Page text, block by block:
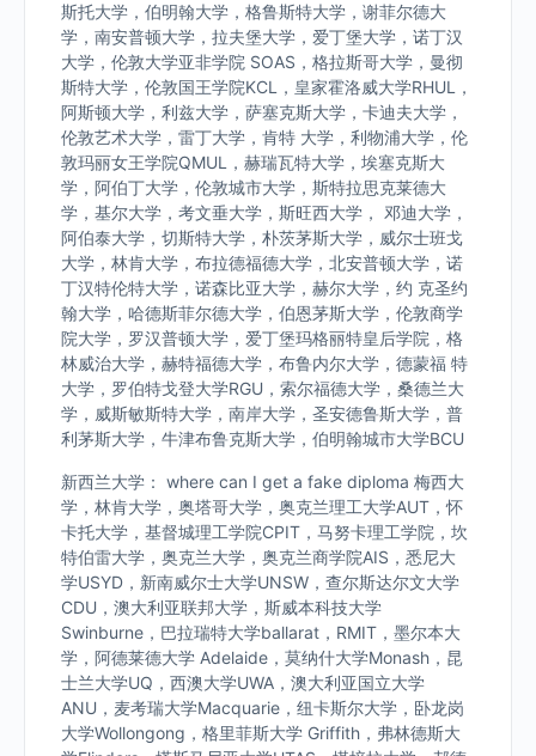
斯托大学，伯明翰大学，格鲁斯特大学，谢菲尔德大
学，南安普顿大学，拉夫堡大学，爱丁堡大学，诺丁汉
大学，伦敦大学亚非学院 SOAS，格拉斯哥大学，曼彻
斯特大学，伦敦国王学院KCL，皇家霍洛威大学RHUL，
阿斯顿大学，利兹大学，萨塞克斯大学，卡迪夫大学，
伦敦艺术大学，雷丁大学，肯特 大学，利物浦大学，伦
敦玛丽女王学院QMUL，赫瑞瓦特大学，埃塞克斯大
学，阿伯丁大学，伦敦城市大学，斯特拉思克莱德大
学，基尔大学，考文垂大学，斯旺西大学， 邓迪大学，
阿伯泰大学，切斯特大学，朴茨茅斯大学，威尔士班戈
大学，林肯大学，布拉德福德大学，北安普顿大学，诺
丁汉特伦特大学，诺森比亚大学，赫尔大学，约 克圣约
翰大学，哈德斯菲尔德大学，伯恩茅斯大学，伦敦商学
院大学，罗汉普顿大学，爱丁堡玛格丽特皇后学院，格
林威治大学，赫特福德大学，布鲁内尔大学，德蒙福 特
大学，罗伯特戈登大学RGU，索尔福德大学，桑德兰大
学，威斯敏斯特大学，南岸大学，圣安德鲁斯大学，普
利茅斯大学，牛津布鲁克斯大学，伯明翰城市大学BCU
新西兰大学： where can I get a fake diploma 梅西大
学，林肯大学，奥塔哥大学，奥克兰理工大学AUT，怀
卡托大学，基督城理工学院CPIT，马努卡理工学院，坎
特伯雷大学，奥克兰大学，奥克兰商学院AIS，悉尼大
学USYD，新南威尔士大学UNSW，查尔斯达尔文大学
CDU，澳大利亚联邦大学，斯威本科技大学
Swinburne，巴拉瑞特大学ballarat，RMIT，墨尔本大
学，阿德莱德大学 Adelaide，莫纳什大学Monash，昆
士兰大学UQ，西澳大学UWA，澳大利亚国立大学
ANU，麦考瑞大学Macquarie，纽卡斯尔大学，卧龙岗
大学Wollongong，格里菲斯大学 Griffith，弗林德斯大